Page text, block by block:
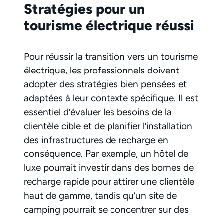
Stratégies pour un
tourisme électrique réussi
Pour réussir la transition vers un tourisme
électrique, les professionnels doivent
adopter des stratégies bien pensées et
adaptées à leur contexte spécifique. Il est
essentiel d’évaluer les besoins de la
clientèle cible et de planifier l’installation
des infrastructures de recharge en
conséquence. Par exemple, un hôtel de
luxe pourrait investir dans des bornes de
recharge rapide pour attirer une clientèle
haut de gamme, tandis qu’un site de
camping pourrait se concentrer sur des